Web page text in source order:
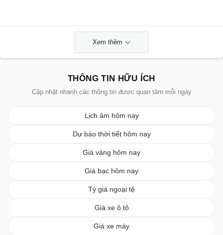
Xem thêm
THÔNG TIN HỮU ÍCH
Cập nhật nhanh các thông tin được quan tâm mỗi ngày
Lịch âm hôm nay
Dự báo thời tiết hôm nay
Giá vàng hôm nay
Giá bạc hôm nay
Tỷ giá ngoại tệ
Giá xe ô tô
Giá xe máy